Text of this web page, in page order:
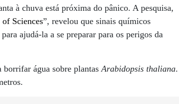
à chuva está próxima do pânico. A pesquisa,
Sciences”, revelou que sinais químicos
ajudá-la a se preparar para os perigos da
borrifar água sobre plantasArabidopsis thaliana.